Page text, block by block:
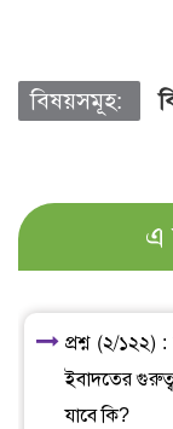
বিষয়সমূহ:
এ
প্রশ্ন (২/১২২)
ইবাদতের
যাবে কি?